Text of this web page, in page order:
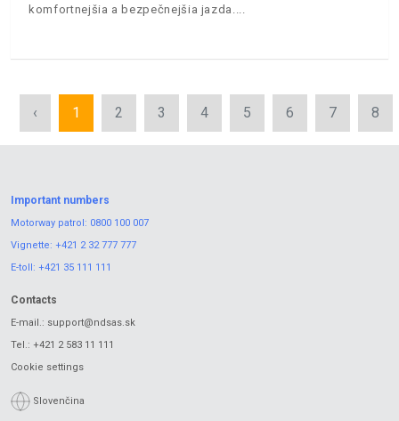
komfortnejšia a bezpečnejšia jazda.
‹ 1 2 3 4 5 6 7 8
Important numbers
Motorway patrol: 0800 100 007
Vignette: +421 2 32 777 777
E-toll: +421 35 111 111
Contacts
E-mail.: support@ndsas.sk
Tel.: +421 2 583 11 111
Cookie settings
Slovenčina